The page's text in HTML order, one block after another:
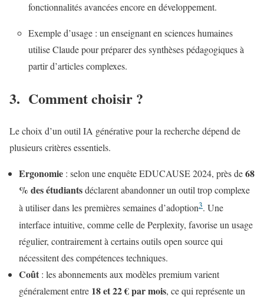
fonctionnalités avancées encore en développement.
Exemple d’usage : un enseignant en sciences humaines
utilise Claude pour préparer des synthèses pédagogiques à
partir d’articles complexes.
3. Comment choisir ?
Le choix d’un outil IA générative pour la recherche dépend de
plusieurs critères essentiels.
Ergonomie : selon une enquête EDUCAUSE 2024, près de68
% des étudiantsdéclarent abandonner un outil trop complexe
à utiliser dans les premières semaines d’adoption3. Une
interface intuitive, comme celle de Perplexity, favorise un usage
régulier, contrairement à certains outils open source qui
nécessitent des compétences techniques.
Coût : les abonnements aux modèles premium varient
généralement entre 18 et 22 € par mois, ce qui représente un